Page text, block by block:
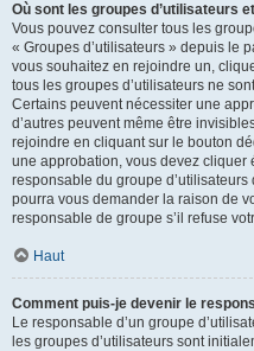
Où sont les groupes d’utilisateurs
Vous pouvez consulter tous les
« Groupes d’utilisateurs » depuis le
vous souhaitez en rejoindre un,
tous les groupes d’utilisateurs ne
Certains peuvent nécessiter une
d’autres peuvent même être
rejoindre en cliquant sur le bouton
une approbation, vous devez cliquer
responsable du groupe
pourra vous demander la raison de
responsable de groupe s’il refuse
Haut
Comment puis-je devenir le
Le responsable d’un groupe
les groupes d’utilisateurs sont